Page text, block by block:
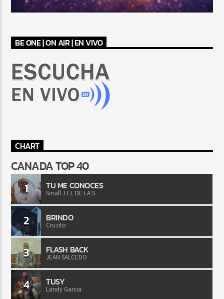
BE ONE | ON AIR | EN VIVO
CHART
CANADA TOP 40
1 TU ME CONOCES
Small J EL DE LA S
2 BRINDO
Cruzito
3 FLASH BACK
JEAN SALCEDO
4 TUSY
Landy Garcia